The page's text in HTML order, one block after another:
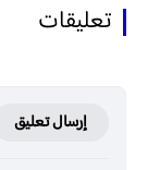
تعليقات
إرسال تعليق